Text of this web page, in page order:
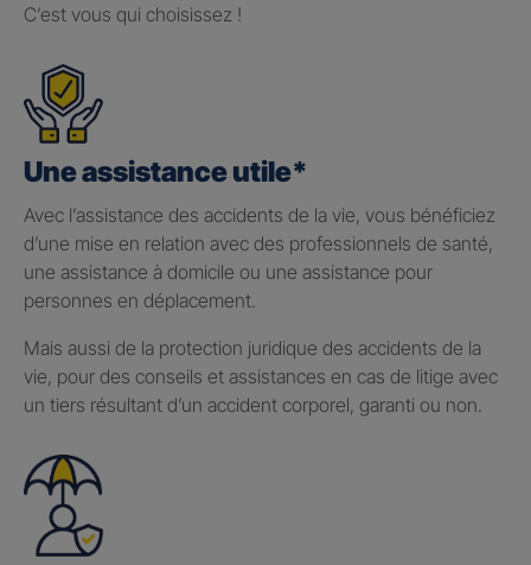
C’est vous qui choisissez !
Une assistance utile*
Avec l’assistance des accidents de la vie, vous bénéficiez
d’une mise en relation avec des professionnels de santé,
une assistance à domicile ou une assistance pour
personnes en déplacement.
Mais aussi de la protection juridique des accidents de la
vie, pour des conseils et assistances en cas de litige avec
un tiers résultant d’un accident corporel, garanti ou non.